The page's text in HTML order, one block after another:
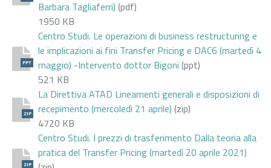
Barbara Tagliaferri) (pdf)
1950 KB
PPT
Centro Studi. Le operazioni di business restructuring e
le implicazioni ai fini Transfer Pricing e DAC6 (martedì 4
maggio) -Intervento dottor Bigoni (ppt)
521 KB
ZIP
La Direttiva ATAD Lineamenti generali e disposizioni di
recepimento (mercoledì 21 aprile) (zip)
4720 KB
ZIP
Centro Studi. I prezzi di trasferimento Dalla teoria alla
pratica del Transfer Pricing (martedì 20 aprile 2021)